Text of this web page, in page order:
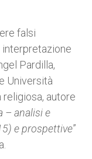
falsi
Pardilla,
Università
autore
– analisi e
e prospettive”